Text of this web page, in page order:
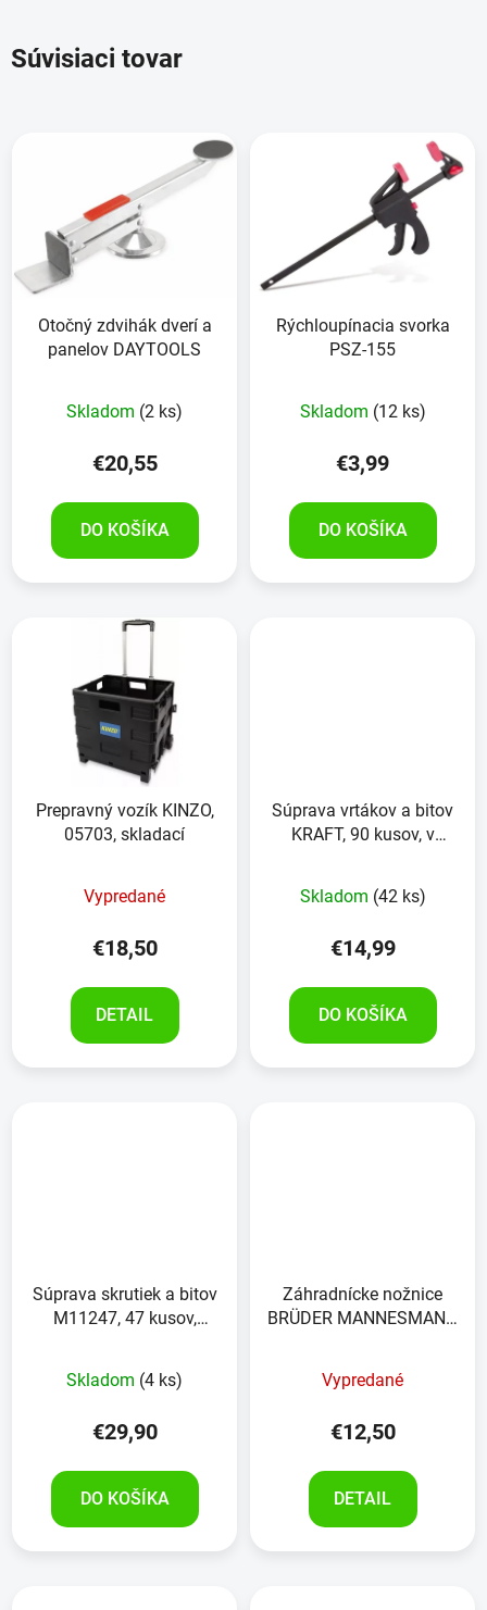
Súvisiaci tovar
Otočný zdvihák dverí a
panelov DAYTOOLS
Skladom (2 ks)
€20,55
DO KOŠÍKA
Rýchloupínacia svorka
PSZ-155
Skladom (12 ks)
€3,99
DO KOŠÍKA
Prepravný vozík KINZO,
05703, skladací
Vypredané
€18,50
DETAIL
Súprava vrtákov a bitov
KRAFT, 90 kusov, v
Skladom (42 ks)
€14,99
DO KOŠÍKA
Súprava skrutiek a bitov
M11247, 47 kusov,
Skladom (4 ks)
€29,90
DO KOŠÍKA
Záhradnícke nožnice
BRÜDER MANNESMANN
Vypredané
€12,50
DETAIL